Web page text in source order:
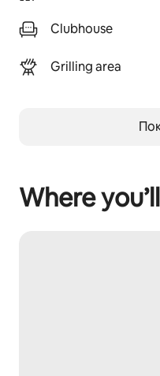
Clubhouse
Grilling area
Where